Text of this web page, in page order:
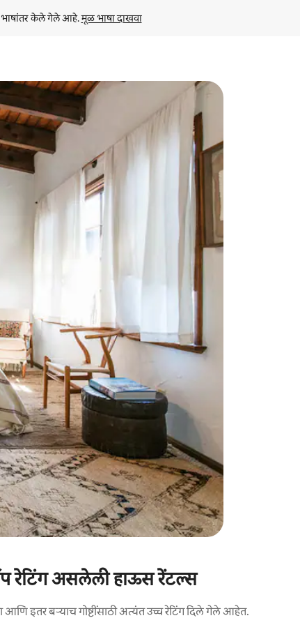
भाषांतर केले गेले आहे. मूळ भाषा दाखवा
जेश्चर्स वापरून एक्सप्लोर करा.
रेटिंग असलेली हाऊस रेंटल्स
इतर बऱ्याच गोष्टींसाठी अत्यंत उच्च रेटिंग दिले गेले आहेत.